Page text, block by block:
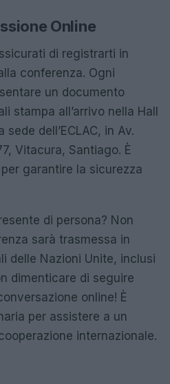
Online
di registrarti in
conferenza. Ogni
un documento
stampa all’arrivo nella Hall
dell’ECLAC, in Av.
Vitacura, Santiago. È
garantire la sicurezza
di persona? Non
sarà trasmessa in
delle Nazioni Unite, inclusi
dimenticare di seguire
online! È
per assistere a un
internazionale.